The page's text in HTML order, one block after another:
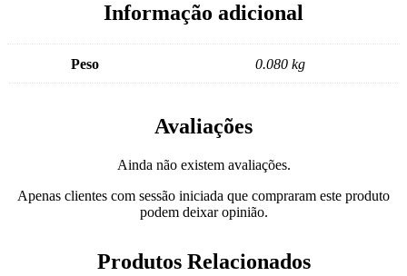
Informação adicional
Peso 0.080 kg
Avaliações
Ainda não existem avaliações.
Apenas clientes com sessão iniciada que compraram este produto
podem deixar opinião.
Produtos Relacionados